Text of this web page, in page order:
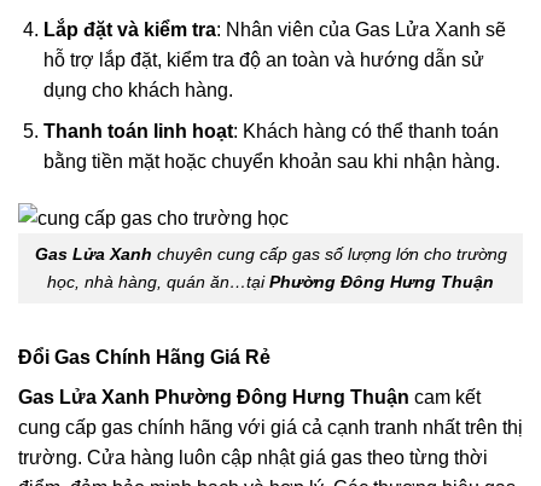
Lắp đặt và kiểm tra: Nhân viên của Gas Lửa Xanh sẽ
hỗ trợ lắp đặt, kiểm tra độ an toàn và hướng dẫn sử
dụng cho khách hàng.
Thanh toán linh hoạt: Khách hàng có thể thanh toán
bằng tiền mặt hoặc chuyển khoản sau khi nhận hàng.
Gas Lửa Xanh chuyên cung cấp gas số lượng lớn cho trường
học, nhà hàng, quán ăn…tạiPhường Đông Hưng Thuận
Đổi Gas Chính Hãng Giá Rẻ
Gas Lửa Xanh Phường Đông Hưng Thuận cam kết
cung cấp gas chính hãng với giá cả cạnh tranh nhất trên thị
trường. Cửa hàng luôn cập nhật giá gas theo từng thời